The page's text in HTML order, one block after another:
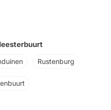
Rustenburg